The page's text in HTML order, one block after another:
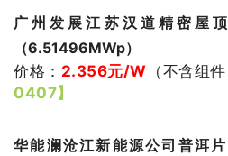
广州发展江苏汉道精密屋
（6.51496MWp）
价格： 2.356元/W （不含组件
0407】
华能澜沧江新能源公司普洱